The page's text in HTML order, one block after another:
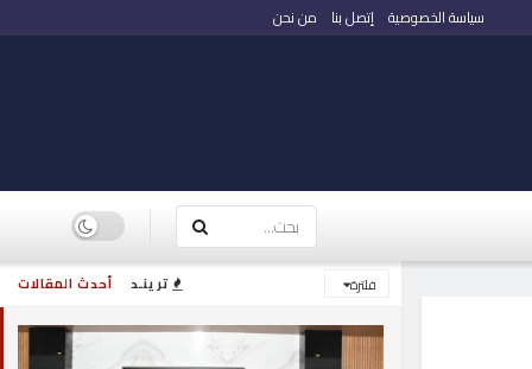
أحدث المقالات ترينـد فلترة
سياسة الخصوصية إتصل بنا من نحن